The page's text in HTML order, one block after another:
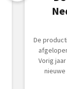
De
Vorig
nieuwe